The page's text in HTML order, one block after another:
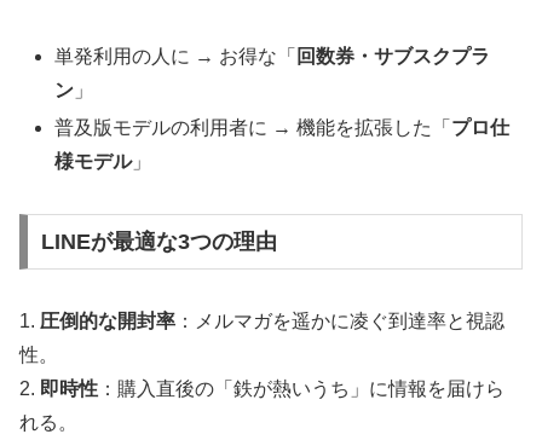
単発利用の人に → お得な「 回数券・サブスクプラ
ン 」
普及版モデルの利用者に → 機能を拡張した「 プロ仕
様モデル」
LINEが最適な3つの理由
1. 圧倒的な開封率 ：メルマガを遥かに凌ぐ到達率と視認
性。
2. 即時性 ：購入直後の「鉄が熱いうち」に情報を届けら
れる。